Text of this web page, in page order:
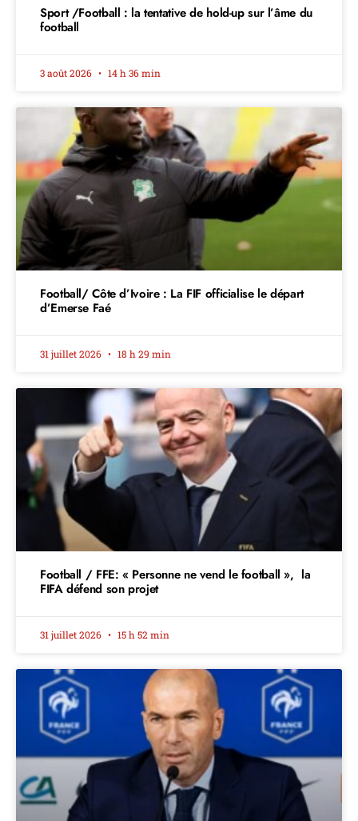
Sport /Football : la tentative de hold-up sur l’âme du
football
3 août 2026 14 h 36 min
Football/ Côte d’Ivoire : La FIF officialise le départ
d’Emerse Faé
31 juillet 2026 18 h 29 min
Football / FFE: « Personne ne vend le football », la
FIFA défend son projet
31 juillet 2026 15 h 52 min